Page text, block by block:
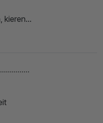
kieren...